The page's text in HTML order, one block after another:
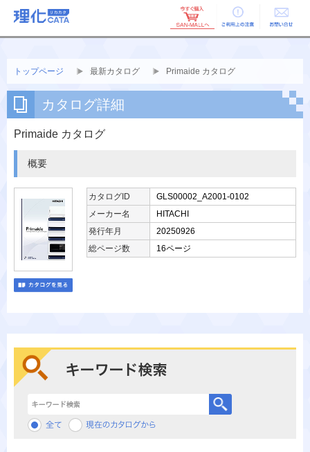
ご利用上の お問い合せ
トップページ 最新カタログ Primaide カタログ
カタログ詳細
Primaide カタログ
概要
カタログID
GLS00002_A2001-0102
メーカー名
HITACHI
発行年月
20250926
総ページ数
16ページ
キーワード検索